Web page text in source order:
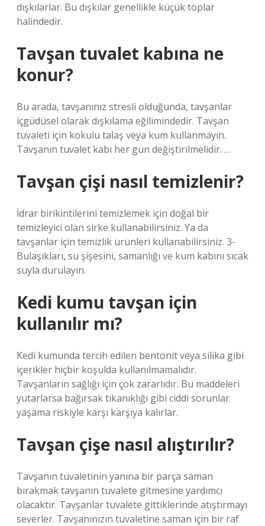
dışkılarlar. Bu dışkılar genellikle küçük toplar
halindedir.
Tavşan tuvalet kabına ne
konur?
Bu arada, tavşanınız stresli olduğunda, tavşanlar
içgüdüsel olarak dışkılama eğilimindedir. Tavşan
tuvaleti için kokulu talaş veya kum kullanmayın.
Tavşanın tuvalet kabı her gün değiştirilmelidir. …
Tavşan çişi nasıl temizlenir?
İdrar birikintilerini temizlemek için doğal bir
temizleyici olan sirke kullanabilirsiniz. Ya da
tavşanlar için temizlik ürünleri kullanabilirsiniz. 3-
Bulaşıkları, su şişesini, samanlığı ve kum kabını sıcak
suyla durulayın.
Kedi kumu tavşan için
kullanılır mı?
Kedi kumunda tercih edilen bentonit veya silika gibi
içerikler hiçbir koşulda kullanılmamalıdır.
Tavşanların sağlığı için çok zararlıdır. Bu maddeleri
yutarlarsa bağırsak tıkanıklığı gibi ciddi sorunlar
yaşama riskiyle karşı karşıya kalırlar.
Tavşan çişe nasıl alıştırılır?
Tavşanın tuvaletinin yanına bir parça saman
bırakmak tavşanın tuvalete gitmesine yardımcı
olacaktır. Tavşanlar tuvalete gittiklerinde atıştırmayı
severler. Tavşanınızın tuvaletine saman için bir raf